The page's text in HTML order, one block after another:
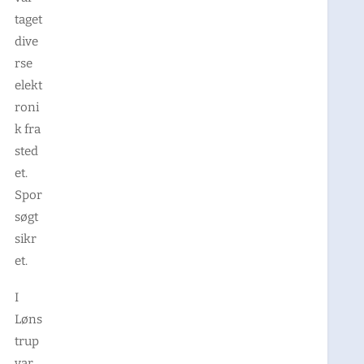
taget
dive
rse
elekt
roni
k fra
sted
et.
Spor
søgt
sikr
et.
I
Løns
trup